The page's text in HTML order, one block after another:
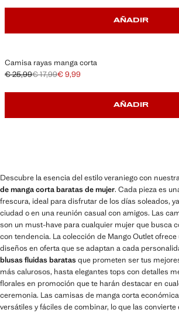
AÑADIR
Camisa rayas manga corta
Precio inicial tachado [€ 25,99 ]
€ 25,99
Segundo precio tachado [€ 17,99 ]
€ 17,99
Precio actual [€ 9,99 ]
€ 9,99
AÑADIR
Descubre la esencia del estilo veraniego con
de manga corta baratas de mujer. Cada pieza es
frescura, ideal para disfrutar de los días soleados,
ciudad o en una reunión casual con amigos. Las
son un must-have para cualquier mujer que busca
con tendencia. La colección de Mango Outlet
diseños en oferta que se adaptan a cada
blusas fluidas baratasque prometen ser tus
más calurosos, hasta elegantes tops con detalles
florales en promoción que te harán destacar en
ceremonia. Las camisas de manga corta
versátiles y fáciles de combinar, lo que las